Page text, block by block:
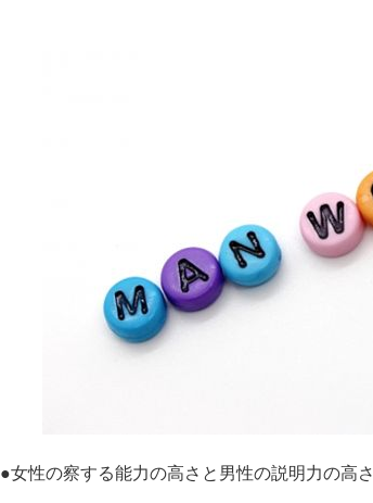
●女性の察する能力の高さと男性の説明力の高さ